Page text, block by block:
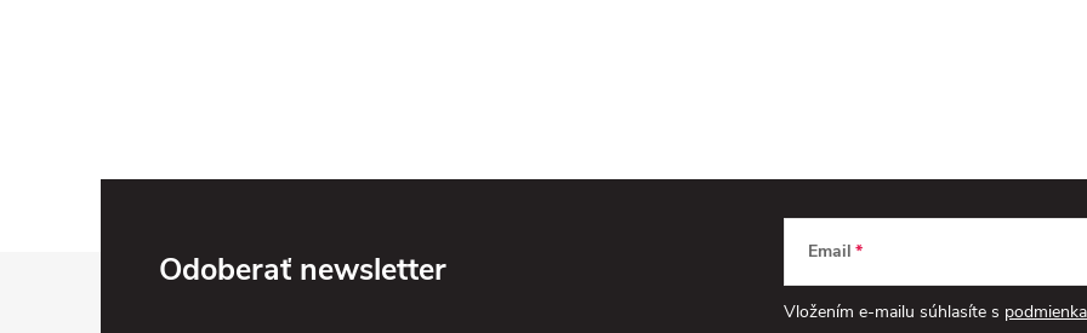
Odoberať newsletter Email
Vložením e-mailu súhlasíte s